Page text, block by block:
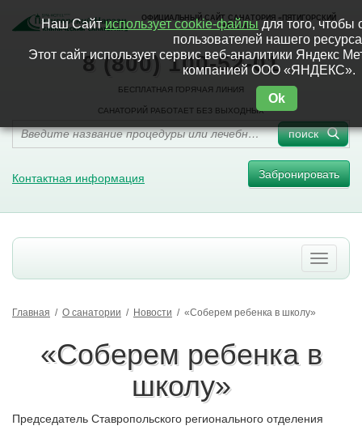
ОФИЦИАЛЬНЫЙ САЙТ САНАТОРИЯ «ПЯТИГОРСКИЙ
НАРЗАН»
8 (800) 100-52-01
БЕСПЛАТНАЯ ГОРЯЧАЯ ЛИНИЯ
САНАТОРИЙ РАБОТАЕТ БЕЗ ВЫХОДНЫХ
поиск
Контактная информация Забронировать
Главная / О санатории / Новости / «Соберем ребенка в школу»
«Соберем ребенка в
школу»
Председатель Ставропольского регионального отделения
Наш Сайтиспользует cookie-файлыдля того, чтобы
пользователей нашего
Этот сайт использует сервис веб-аналитики Яндекс
компанией ООО «ЯНДЕКС».
Ok